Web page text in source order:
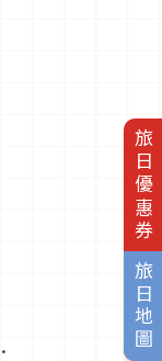
旅日優惠券
旅日地圖